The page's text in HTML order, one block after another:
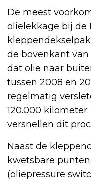
De meest
olielekkage bij de
de bovenkant
dat olie naar
tussen 2008 en
regelmatig
120.000
versnellen dit
Naast de
kwetsbare
(oliepressure